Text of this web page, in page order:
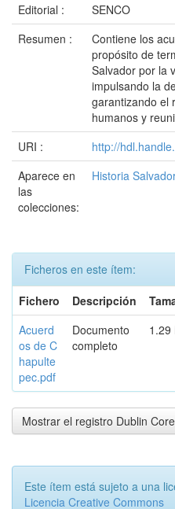
Editorial :
SENCO
Resumen :
Contiene los
propósito de
Salvador por la
impulsando la
garantizando el
humanos y
URI :
http://
Aparece en
las
colecciones:
Historia
Ficheros en este ítem:
Fichero
Descripción
Acuerd
os de C
hapulte
pec.pdf
Documento
completo
1.29
Mostrar el registro Dublin
Este ítem está sujeto a una
Licencia Creative Commons